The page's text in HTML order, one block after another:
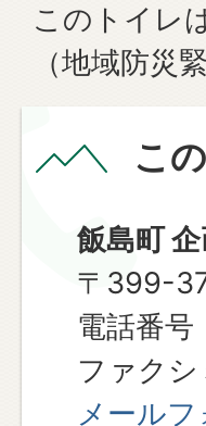
このトイレ
（地域防災
こ
飯島町
〒399-
電話番
ファク
メール